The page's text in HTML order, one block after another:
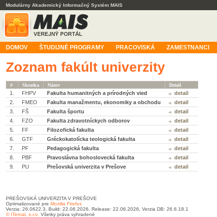
Modulárny Akademický Informačný Systém MAIS
DOMOV ŠTUDIJNÉ PROGRAMY PRACOVISKÁ ZAMESTNANCI
Zoznam fakúlt univerzity
# Skratka Názov Detail
1. FHPV Fakulta humanitných a prírodných vied
detail
2.
FMEO Fakulta manažmentu, ekonomiky a obchodu
detail
3.
FŠ Fakulta športu
detail
4.
FZO Fakulta zdravotníckych odborov
detail
5.
FF Filozofická fakulta
detail
6.
GTF Gréckokatolícka teologická fakulta
detail
7.
PF Pedagogická fakulta
detail
8.
PBF Pravoslávna bohoslovecká fakulta
detail
9.
PU Prešovská univerzita v Prešove detail
PREŠOVSKÁ UNIVERZITA V PREŠOVE
Optimalizované pre Mozilla Firefox
Verzia: 26.0622.3, Build: 22.06.2026, Release: 22.06.2026, Verzia DB: 26.6.18.1
© ITernal, s.r.o. Všetky práva vyhradené